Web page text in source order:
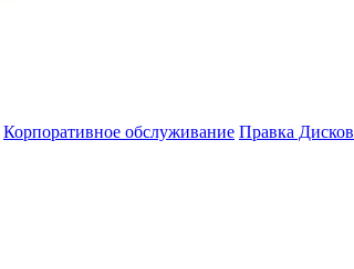
Корпоративное обслуживание Правка Дисков